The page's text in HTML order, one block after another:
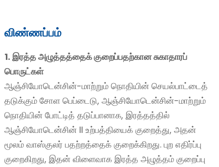
விண்ணப்பம்
1. இரத்த அழுத்தத்தைக் குறைப்பதற்கான சுகாதாரப்
பொருட்கள்
ஆஞ்சியோடென்சின்-மாற்றும் நொதியின் செயல்பாட்டைத்
தடுக்கும் சோள பெப்டைடு, ஆஞ்சியோடென்சின்-மாற்றும்
நொதியின் போட்டித் தடுப்பானாக, இரத்தத்தில்
ஆஞ்சியோடென்சின் II உற்பத்தியைக் குறைத்து, அதன்
மூலம் வாஸ்குலர் பதற்றத்தைக் குறைக்கிறது. புற எதிர்ப்பு
குறைகிறது, இதன் விளைவாக இரத்த அழுத்தம் குறைப்பு